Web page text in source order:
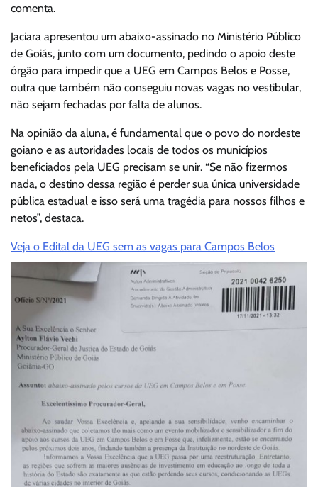
comenta.
Jaciara apresentou um abaixo-assinado no Ministério Público
de Goiás, junto com um documento, pedindo o apoio deste
órgão para impedir que a UEG em Campos Belos e Posse,
outra que também não conseguiu novas vagas no vestibular,
não sejam fechadas por falta de alunos.
Na opinião da aluna, é fundamental que o povo do nordeste
goiano e as autoridades locais de todos os municípios
beneficiados pela UEG precisam se unir. “Se não fizermos
nada, o destino dessa região é perder sua única universidade
pública estadual e isso será uma tragédia para nossos filhos e
netos”, destaca.
Veja o Edital da UEG sem as vagas para Campos Belos